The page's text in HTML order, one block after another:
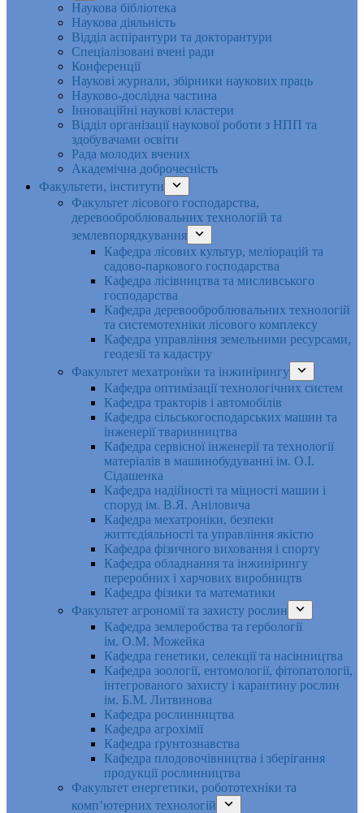
Наукова бібліотека
Наукова діяльність
Відділ аспірантури та докторантури
Спеціалізовані вчені ради
Конференції
Наукові журнали, збірники наукових праць
Науково-дослідна частина
Інноваційні наукові кластери
Відділ організації наукової роботи з НПП та
здобувачами освіти
Рада молодих вчених
Академічна доброчесність
Факультети, інститути
Факультет лісового господарства,
деревооброблювальних технологій та
землевпорядкування
Кафедра лісових культур, меліорацій та
садово-паркового господарства
Кафедра лісівництва та мисливського
господарства
Кафедра деревооброблювальних технологій
та системотехніки лісового комплексу
Кафедра управління земельними ресурсами,
геодезії та кадастру
Факультет мехатроніки та інжинірингу
Кафедра оптимізації технологічних систем
Кафедра тракторів і автомобілів
Кафедра сільськогосподарських машин та
інженерії тваринництва
Кафедра cервісної інженерії та технології
матеріалів в машинобудуванні ім. О.І.
Сідашенка
Кафедра надійності та міцності машин і
споруд ім. В.Я. Аніловича
Кафедра мехатроніки, безпеки
життєдіяльності та управління якістю
Кафедра фізичного виховання і спорту
Кафедра обладнання та інжинірингу
переробних і харчових виробництв
Кафедра фізики та математики
Факультет агрономії та захисту рослин
Кафедра землеробства та гербології
ім. О.М. Можейка
Кафедра генетики, селекції та насінництва
Кафедра зоології, ентомології, фітопатології,
інтегрованого захисту і карантину рослин
ім. Б.М. Литвинова
Кафедра рослинництва
Кафедра агрохімії
Кафедра ґрунтознавства
Кафедра плодовочівництва і зберігання
продукції рослинництва
Факультет енергетики, робототехніки та
комп’ютерних технологій